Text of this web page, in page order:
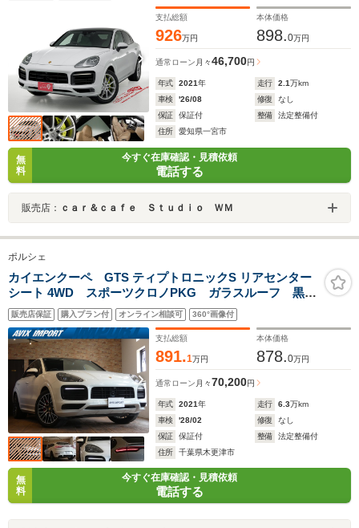
ター ステアリングヒーター オールウェザフロアマット ス
ペア記録簿保証
支払総額
926万円
本体価格
898.0万円
通常ローン 月々46,700円
年式 2021年 走行 2.1万km
車検
'26/08 修復
なし
保証
保証付 整備
法定整備付
住所
愛知県一宮市
無
料
今すぐ在庫確認・見積依頼
電話する
販売店： ｃａｒ＆ｃａｆｅ Ｓｔｕｄｉｏ ＷＭ
ポルシェ
カイエンクーペ GTS ティプトロニックS リアセンター
シート 4WD スポーツクロノPKG ガラスルーフ 黒半
革 PCM 全周囲 PAS ACC LCA エントリーD
HUD 赤キャリパー 18WAYシート&メモリー
PASM PDLSプラスマトリクスLEDヘッドライト RS
スパイダー21AW
販売店保証 購入プラン付 オンライン相談可 360°画像付
支払総額
891.1万円
本体価格
878.0万円
通常ローン 月々70,200円
年式 2021年 走行 6.3万km
車検
'28/02 修復
なし
保証
保証付 整備
法定整備付
住所
千葉県木更津市
無
料
今すぐ在庫確認・見積依頼
電話する